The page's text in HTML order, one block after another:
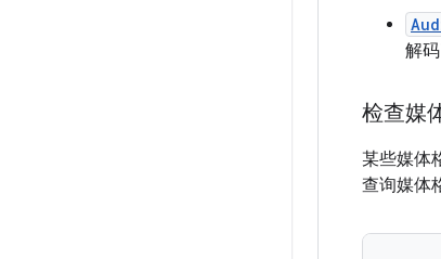
解
检查媒
某些媒体
查询媒体